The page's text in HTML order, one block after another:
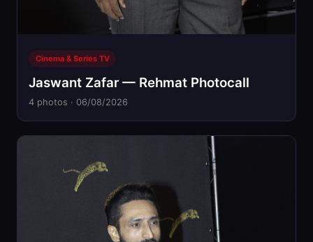
Cinema & Series TV
Jaswant Zafar — Rehmat Photocall
4 photos · 06/08/2026